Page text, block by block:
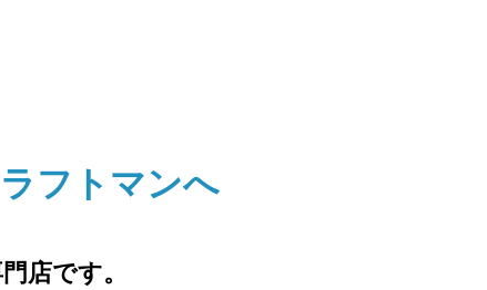
フトマンへ
店です。